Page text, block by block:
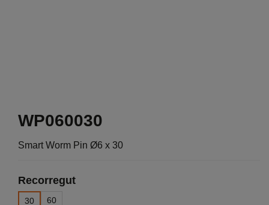
WP060030
Smart Worm Pin Ø6 x 30
Recorregut
30 60